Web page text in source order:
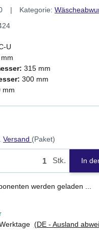
Kategorie:
U
315 mm
300 mm
mm
Versand (Paket)
Stk. In
werden geladen ...
(DE - Ausland